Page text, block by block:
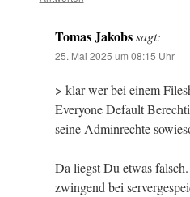
Tomas Jakobssagt:
25. Mai 2025 um 08:15 Uhr
> klar wer bei einem
Everyone Default
seine Adminrechte
Da liegst Du etwas
zwingend bei